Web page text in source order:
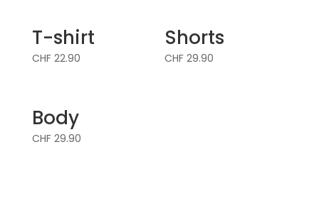
T-shirt
CHF22.90
Shorts
CHF 29.90
Body
CHF29.90